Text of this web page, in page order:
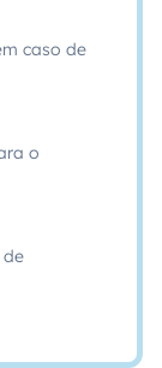
caso de
o
de